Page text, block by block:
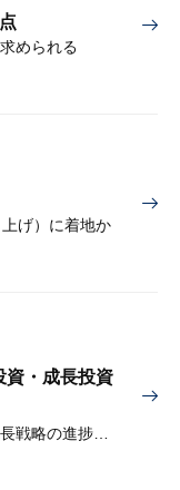
められる
げ）に着地か
・成長投資
米国を上回る生産性向上ペースが必要で成長戦略の進捗管理も課題